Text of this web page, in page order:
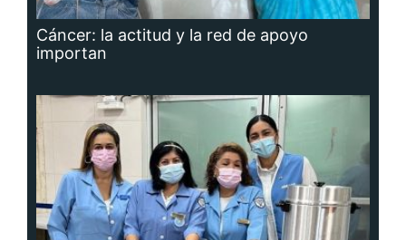
Cáncer: la actitud y la red de apoyo
importan